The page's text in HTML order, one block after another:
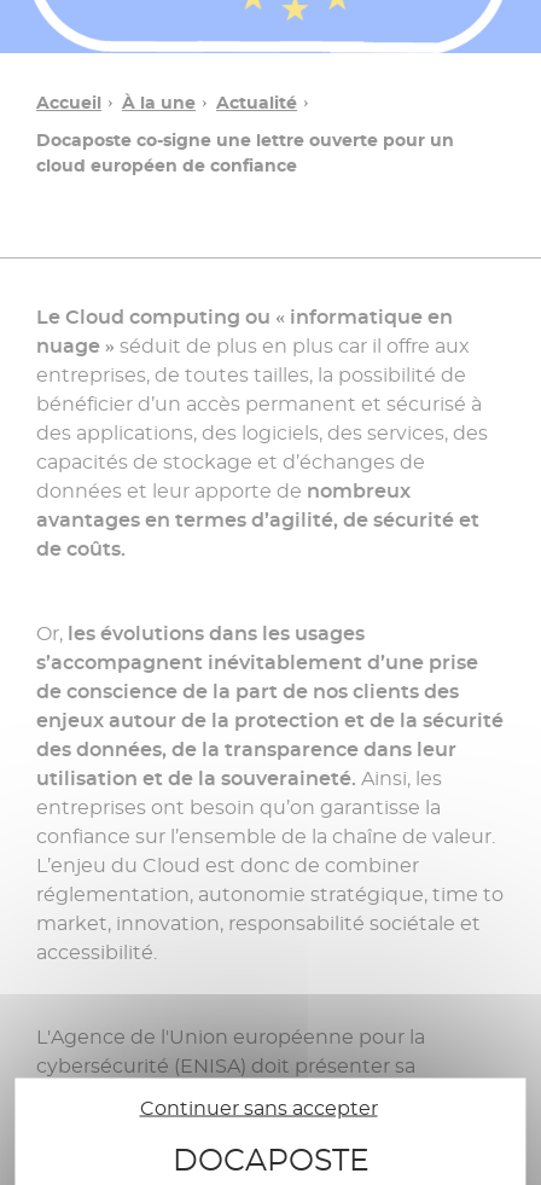
Accueil À la une
Actualité
Docaposte co-signe une lettre ouverte pour un
cloud européen de confiance
Une
question ?
Contacter
un
conseiller
»
Le Cloud computing ou « informatique en
nuage » séduit de plus en plus car il offre aux
entreprises, de toutes tailles, la possibilité de
bénéficier d’un accès permanent et sécurisé à
des applications, des logiciels, des services, des
capacités de stockage et d’échanges de
données et leur apporte de nombreux
avantages en termes d’agilité, de sécurité et
de coûts.
Or, les évolutions dans les usages
s’accompagnent inévitablement d’une prise
de conscience de la part de nos clients des
enjeux autour de la protection et de la sécurité
des données, de la transparence dans leur
utilisation et de la souveraineté. Ainsi, les
entreprises ont besoin qu’on garantisse la
confiance sur l’ensemble de la chaîne de valeur.
L’enjeu du Cloud est donc de combiner
réglementation, autonomie stratégique, time to
market, innovation, responsabilité sociétale et
accessibilité.
L'Agence de l'Union européenne pour la
cybersécurité (ENISA) doit présenter sa
européen de certification de la cybersécurité
pour les services de cloud (EUCS) au mois de
Continuer sans accepter
DOCAPOSTE